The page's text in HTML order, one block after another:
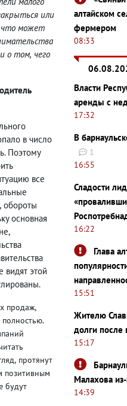
или
что может
о том, чего
в число
Поэтому
все
, обороты
основная
,
видят этой
продаж,
, протянут
позитивным
будут
алтайском
фермером
08:33
Власти
аренды с
17:32
В
1
16:55
Сладости
16:22
Глава
15:51
Жителю
долги после
15:17
Малахова
14:39